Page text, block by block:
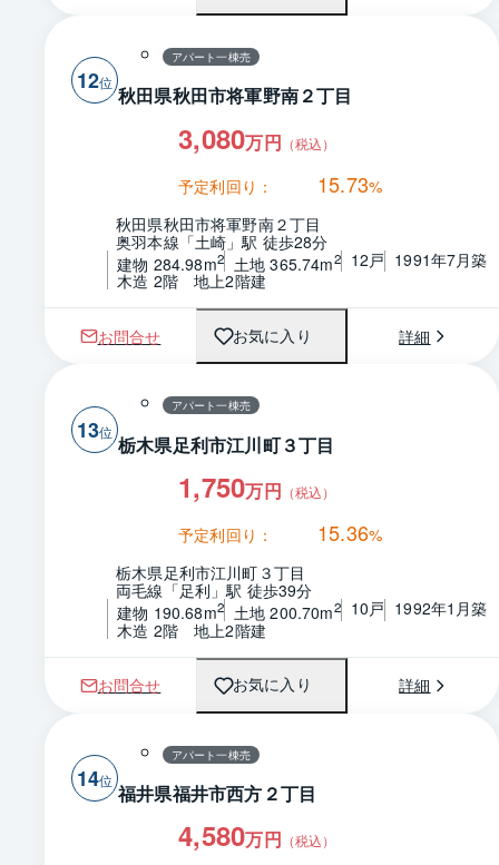
12
アパート一棟売
秋田県秋田市将軍野南２丁目
3,080万円 （税込）
予定利回り： 15.73%
秋田県秋田市将軍野南２丁目
奥羽本線「土崎」駅 徒歩28分
建物 284.98m2 土地 365.74m2 12戸 1991年7月築
木造 2階　地上2階建
お問合せ お気に入り 詳細
13
アパート一棟売
栃木県足利市江川町３丁目
1,750万円 （税込）
予定利回り： 15.36%
栃木県足利市江川町３丁目
両毛線「足利」駅 徒歩39分
建物 190.68m2 土地 200.70m2 10戸 1992年1月築
木造 2階　地上2階建
お問合せ お気に入り 詳細
14
アパート一棟売
福井県福井市西方２丁目
4,580万円 （税込）